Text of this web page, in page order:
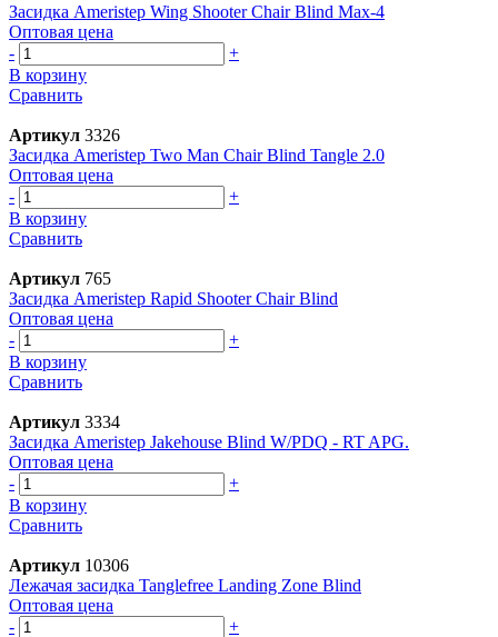
Засидка Ameristep Wing Shooter Chair Blind Max-4
Оптовая цена
-
+
В корзину
Сравнить
Артикул 3326
Засидка Ameristep Two Man Chair Blind Tangle 2.0
Оптовая цена
-
+
В корзину
Сравнить
Артикул 765
Засидка Ameristep Rapid Shooter Chair Blind
Оптовая цена
-
+
В корзину
Сравнить
Артикул 3334
Засидка Ameristep Jakehouse Blind W/PDQ - RT APG.
Оптовая цена
-
+
В корзину
Сравнить
Артикул 10306
Лежачая засидка Tanglefree Landing Zone Blind
Оптовая цена
-
+